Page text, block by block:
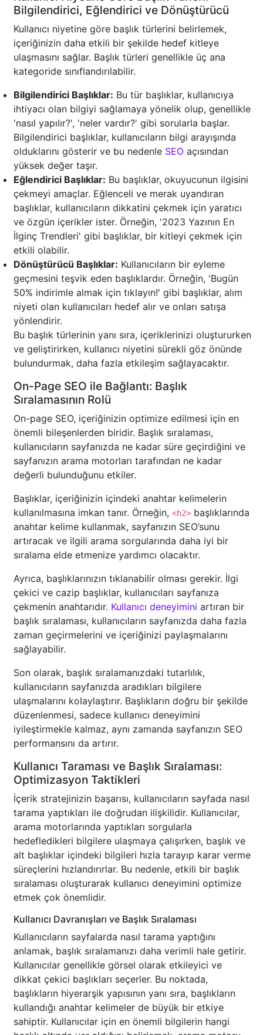
Bilgilendirici, Eğlendirici ve Dönüştürücü
Kullanıcı niyetine göre başlık türlerini belirlemek,
içeriğinizin daha etkili bir şekilde hedef kitleye
ulaşmasını sağlar. Başlık türleri genellikle üç ana
kategoride sınıflandırılabilir.
Bilgilendirici Başlıklar: Bu tür başlıklar, kullanıcıya
ihtiyacı olan bilgiyi sağlamaya yönelik olup, genellikle
'nasıl yapılır?', 'neler vardır?' gibi sorularla başlar.
Bilgilendirici başlıklar, kullanıcıların bilgi arayışında
olduklarını gösterir ve bu nedenle SEO açısından
yüksek değer taşır.
Eğlendirici Başlıklar: Bu başlıklar, okuyucunun ilgisini
çekmeyi amaçlar. Eğlenceli ve merak uyandıran
başlıklar, kullanıcıların dikkatini çekmek için yaratıcı
ve özgün içerikler ister. Örneğin, '2023 Yazının En
İlginç Trendleri' gibi başlıklar, bir kitleyi çekmek için
etkili olabilir.
Dönüştürücü Başlıklar: Kullanıcıların bir eyleme
geçmesini teşvik eden başlıklardır. Örneğin, 'Bugün
50% indirimle almak için tıklayın!' gibi başlıklar, alım
niyeti olan kullanıcıları hedef alır ve onları satışa
yönlendirir.
Bu başlık türlerinin yanı sıra, içeriklerinizi oluştururken
ve geliştirirken, kullanıcı niyetini sürekli göz önünde
bulundurmak, daha fazla etkileşim sağlayacaktır.
On-Page SEO ile Bağlantı: Başlık
Sıralamasının Rolü
On-page SEO, içeriğinizin optimize edilmesi için en
önemli bileşenlerden biridir. Başlık sıralaması,
kullanıcıların sayfanızda ne kadar süre geçirdiğini ve
sayfanızın arama motorları tarafından ne kadar
değerli bulunduğunu etkiler.
Başlıklar, içeriğinizin içindeki anahtar kelimelerin
kullanılmasına imkan tanır. Örneğin, <h2> başlıklarında
anahtar kelime kullanmak, sayfanızın SEO’sunu
artıracak ve ilgili arama sorgularında daha iyi bir
sıralama elde etmenize yardımcı olacaktır.
Ayrıca, başlıklarınızın tıklanabilir olması gerekir. İlgi
çekici ve cazip başlıklar, kullanıcıları sayfanıza
çekmenin anahtarıdır. Kullanıcı deneyimini artıran bir
başlık sıralaması, kullanıcıların sayfanızda daha fazla
zaman geçirmelerini ve içeriğinizi paylaşmalarını
sağlayabilir.
Son olarak, başlık sıralamanızdaki tutarlılık,
kullanıcıların sayfanızda aradıkları bilgilere
ulaşmalarını kolaylaştırır. Başlıkların doğru bir şekilde
düzenlenmesi, sadece kullanıcı deneyimini
iyileştirmekle kalmaz, aynı zamanda sayfanızın SEO
performansını da artırır.
Kullanıcı Taraması ve Başlık Sıralaması:
Optimizasyon Taktikleri
İçerik stratejinizin başarısı, kullanıcıların sayfada nasıl
tarama yaptıkları ile doğrudan ilişkilidir. Kullanıcılar,
arama motorlarında yaptıkları sorgularla
hedefledikleri bilgilere ulaşmaya çalışırken, başlık ve
alt başlıklar içindeki bilgileri hızla tarayıp karar verme
süreçlerini hızlandırırlar. Bu nedenle, etkili bir başlık
sıralaması oluşturarak kullanıcı deneyimini optimize
etmek çok önemlidir.
Kullanıcı Davranışları ve Başlık Sıralaması
Kullanıcıların sayfalarda nasıl tarama yaptığını
anlamak, başlık sıralamanızı daha verimli hale getirir.
Kullanıcılar genellikle görsel olarak etkileyici ve
dikkat çekici başlıkları seçerler. Bu noktada,
başlıkların hiyerarşik yapısının yanı sıra, başlıkların
kullandığı anahtar kelimeler de büyük bir etkiye
sahiptir. Kullanıcılar için en önemli bilgilerin hangi